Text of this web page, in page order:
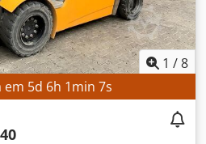
1 /8
em 5d 6h 1min 5s